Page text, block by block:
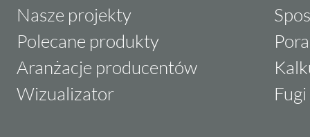
Nasze projekty
Polecane produkty
Aranżacje producentów
Wizualizator